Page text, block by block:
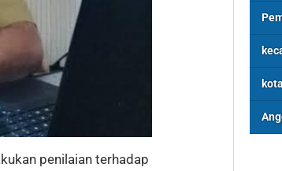
penilaian terhadap